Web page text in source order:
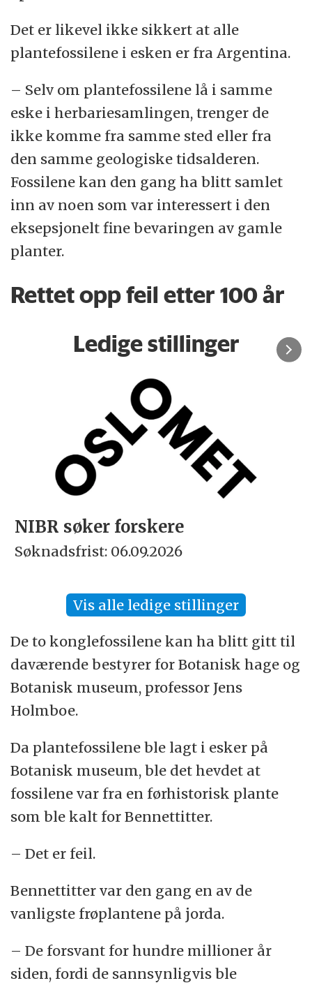
Det er likevel ikke sikkert at alle
plantefossilene i esken er fra Argentina.
– Selv om plantefossilene lå i samme
eske i herbariesamlingen, trenger de
ikke komme fra samme sted eller fra
den samme geologiske tidsalderen.
Fossilene kan den gang ha blitt samlet
inn av noen som var interessert i den
eksepsjonelt fine bevaringen av gamle
planter.
Rettet opp feil etter 100 år
Ledige stillinger
NIBR søker forskere
Søknadsfrist: 06.09.2026
Vis alle ledige stillinger
De to konglefossilene kan ha blitt gitt til
daværende bestyrer for Botanisk hage og
Botanisk museum, professor Jens
Holmboe.
Da plantefossilene ble lagt i esker på
Botanisk museum, ble det hevdet at
fossilene var fra en førhistorisk plante
som ble kalt for Bennettitter.
– Det er feil.
Bennettitter var den gang en av de
vanligste frøplantene på jorda.
– De forsvant for hundre millioner år
siden, fordi de sannsynligvis ble